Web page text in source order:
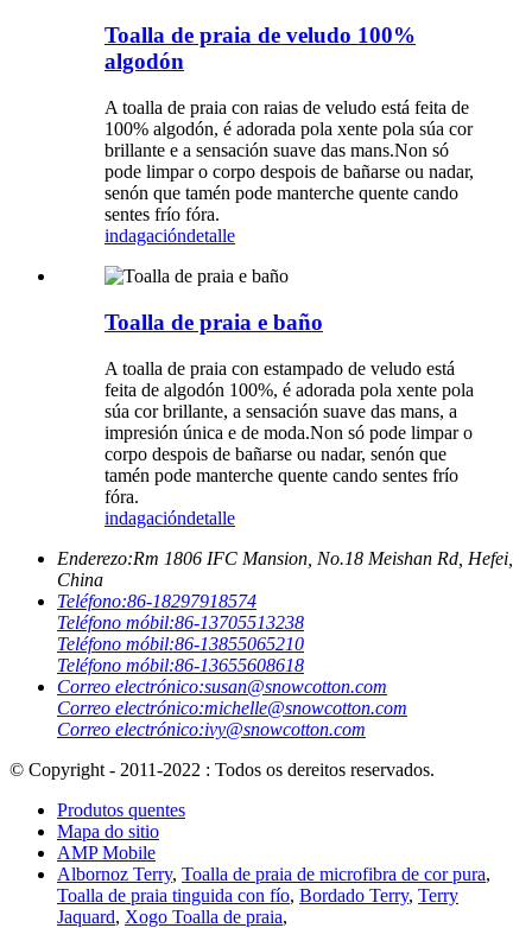
Toalla de praia de veludo 100%
algodón
A toalla de praia con raias de veludo está feita de
100% algodón, é adorada pola xente pola súa cor
brillante e a sensación suave das mans.Non só
pode limpar o corpo despois de bañarse ou nadar,
senón que tamén pode manterche quente cando
sentes frío fóra.
indagacióndetalle
Toalla de praia e baño
A toalla de praia con estampado de veludo está
feita de algodón 100%, é adorada pola xente pola
súa cor brillante, a sensación suave das mans, a
impresión única e de moda.Non só pode limpar o
corpo despois de bañarse ou nadar, senón que
tamén pode manterche quente cando sentes frío
fóra.
indagacióndetalle
Enderezo:Rm 1806 IFC Mansion, No.18 Meishan Rd, Hefei,
China
Teléfono:86-18297918574
Teléfono móbil:86-13705513238
Teléfono móbil:86-13855065210
Teléfono móbil:86-13655608618
Correo electrónico:susan@snowcotton.com
Correo electrónico:michelle@snowcotton.com
Correo electrónico:ivy@snowcotton.com
© Copyright - 2011-2022 : Todos os dereitos reservados.
Produtos quentes
Mapa do sitio
AMP Mobile
Albornoz Terry, Toalla de praia de microfibra de cor pura,
Toalla de praia tinguida con fío, Bordado Terry, Terry
Jaquard, Xogo Toalla de praia,